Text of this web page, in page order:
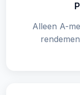
Alleen A-